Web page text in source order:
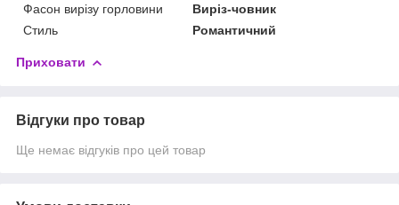
Фасон вирізу горловини
Виріз-човник
Стиль
Романтичний
Приховати
Відгуки про товар
Ще немає відгуків про цей товар